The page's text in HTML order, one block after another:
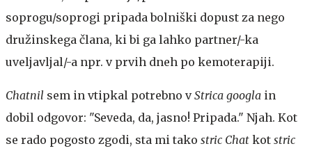
soprogu/soprogi pripada bolniški dopust za nego
družinskega člana, ki bi ga lahko partner/-ka
uveljavljal/-a npr. v prvih dneh po kemoterapiji.
Chatnil sem in vtipkal potrebno vStrica googla in
dobil odgovor: "Seveda, da, jasno! Pripada." Njah. Kot
se rado pogosto zgodi, sta mi tako stric Chat kot stric